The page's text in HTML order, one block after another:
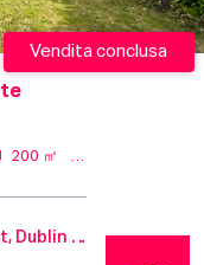
200 ㎡
Vendita conclusa
201 Cabra Road, Cabra East, Dublin 7, D07 KF82, Ireland